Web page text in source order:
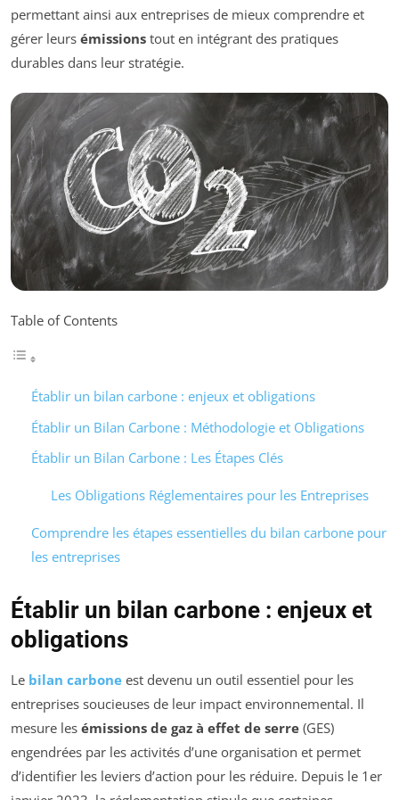
permettant ainsi aux entreprises de mieux comprendre et
gérer leurs émissions tout en intégrant des pratiques
durables dans leur stratégie.
Table of Contents
Établir un bilan carbone : enjeux et obligations
Établir un Bilan Carbone : Méthodologie et Obligations
Établir un Bilan Carbone : Les Étapes Clés
Les Obligations Réglementaires pour les Entreprises
Comprendre les étapes essentielles du bilan carbone pour
les entreprises
Établir un bilan carbone : enjeux et
obligations
Le bilan carbone est devenu un outil essentiel pour les
entreprises soucieuses de leur impact environnemental. Il
mesure les émissions de gaz à effet de serre (GES)
engendrées par les activités d’une organisation et permet
d’identifier les leviers d’action pour les réduire. Depuis le 1er